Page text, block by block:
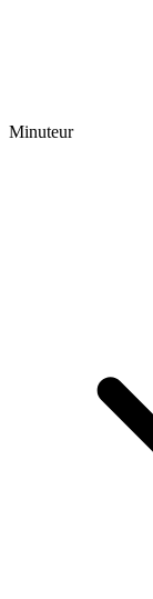
Minuteur